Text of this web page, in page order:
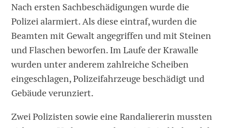
Nach ersten Sachbeschädigungen wurde die
Polizei alarmiert. Als diese eintraf, wurden die
Beamten mit Gewalt angegriffen und mit Steinen
und Flaschen beworfen. Im Laufe der Krawalle
wurden unter anderem zahlreiche Scheiben
eingeschlagen, Polizeifahrzeuge beschädigt und
Gebäude verunziert.
Zwei Polizisten sowie eine Randaliererin mussten